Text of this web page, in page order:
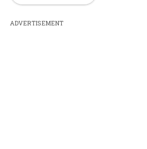
ADVERTISEMENT